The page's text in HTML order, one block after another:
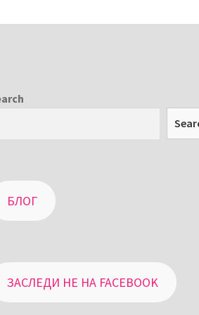
БЛОГ
ЗАСЛЕДИ НЕ НА FACEBOOK